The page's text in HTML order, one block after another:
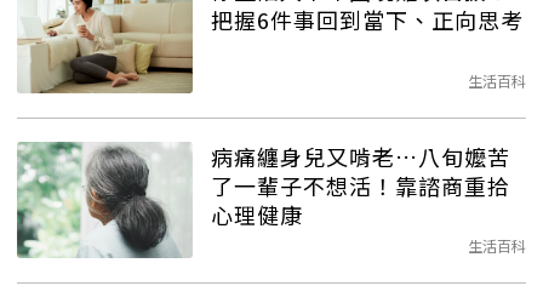
把握6件事回到當下、正向思考
生活百科
病痛纏身兒又啃老…八旬嬤苦
了一輩子不想活！靠諮商重拾
心理健康
生活百科